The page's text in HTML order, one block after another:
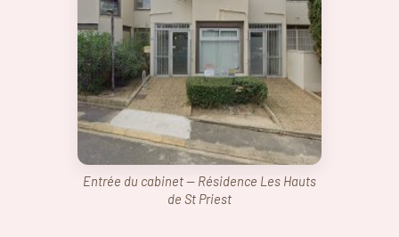
Entrée du cabinet — Résidence Les Hauts
de St Priest